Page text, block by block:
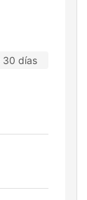
30 días